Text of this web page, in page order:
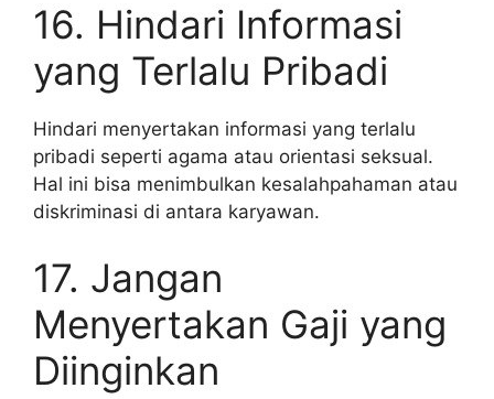
16. Hindari Informasi
yang Terlalu Pribadi
Hindari menyertakan informasi yang terlalu
pribadi seperti agama atau orientasi seksual.
Hal ini bisa menimbulkan kesalahpahaman atau
diskriminasi di antara karyawan.
17. Jangan
Menyertakan Gaji yang
Diinginkan